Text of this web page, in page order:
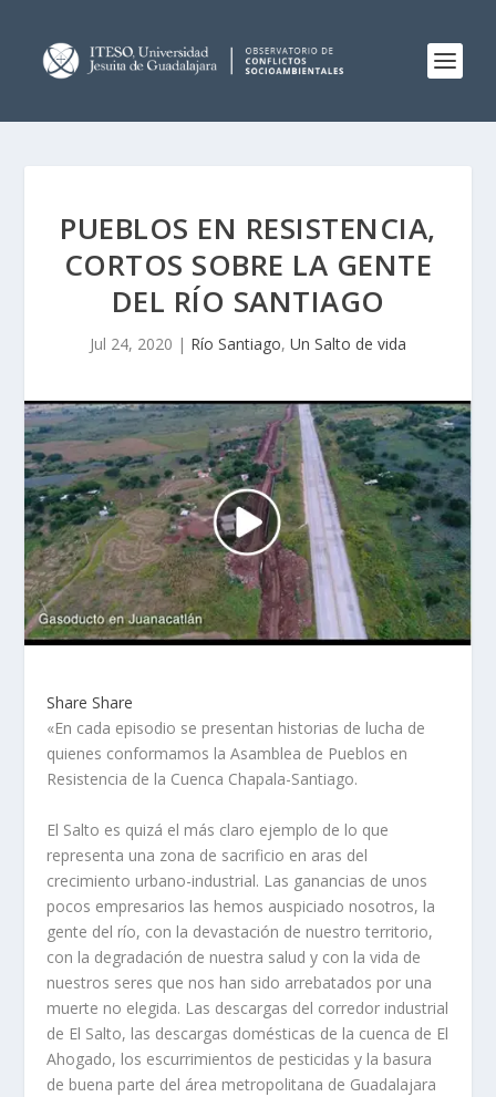
PUEBLOS EN RESISTENCIA,
CORTOS SOBRE LA GENTE
DEL RÍO SANTIAGO
Jul 24, 2020 | Río Santiago, Un Salto de vida
Share Share
«En cada episodio se presentan historias de lucha de
quienes conformamos la Asamblea de Pueblos en
Resistencia de la Cuenca Chapala-Santiago.
El Salto es quizá el más claro ejemplo de lo que
representa una zona de sacrificio en aras del
crecimiento urbano-industrial. Las ganancias de unos
pocos empresarios las hemos auspiciado nosotros, la
gente del río, con la devastación de nuestro territorio,
con la degradación de nuestra salud y con la vida de
nuestros seres que nos han sido arrebatados por una
muerte no elegida. Las descargas del corredor industrial
de El Salto, las descargas domésticas de la cuenca de El
Ahogado, los escurrimientos de pesticidas y la basura
de buena parte del área metropolitana de Guadalajara